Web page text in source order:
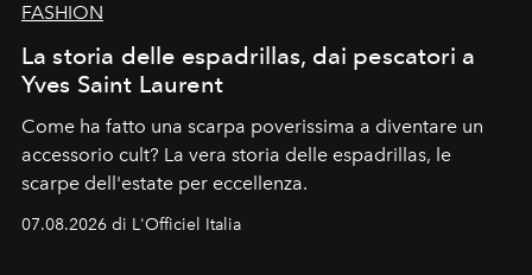
FASHION
La storia delle espadrillas, dai pescatori a
Yves Saint Laurent
Come ha fatto una scarpa poverissima a diventare un
accessorio cult? La vera storia delle espadrillas, le
scarpe dell'estate per eccellenza.
07.08.2026 di L'Officiel Italia